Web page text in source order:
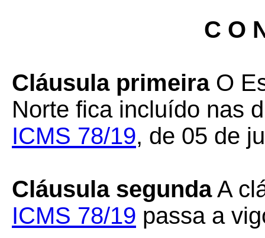
C O
Cláusula primeiraO
Norte fica incluído nas
ICMS 78/19, de 05 de
Cláusula segundaA
ICMS 78/19 passa a